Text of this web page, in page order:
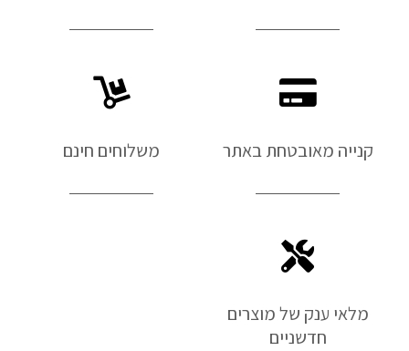
קנייה מאובטחת באתר משלוחים חינם
מלאי ענק של מוצרים
חדשניים